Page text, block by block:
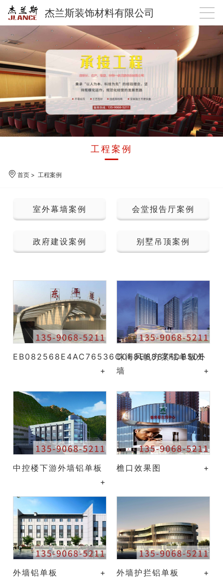
杰兰斯装饰材料有限公司
工程案例
首页 > 工程案例
室外幕墙案例 会堂报告厅案例
政府建设案例 别墅吊顶案例
EB082568E4AC76536C0F8E6887FDE50E
+
珠海风帆方案铝单板外
墙
+
中控楼下游外墙铝单板
+
檐口效果图 +
外墙铝单板 + 外墙护拦铝单板 +